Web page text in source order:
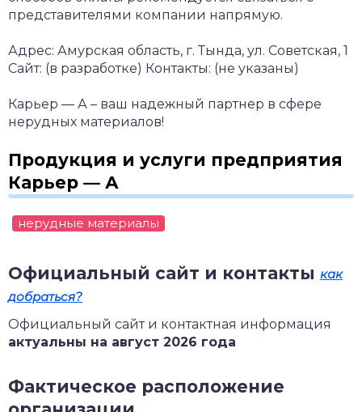
представителями компании напрямую.
Адрес: Амурская область, г. Тында, ул. Советская, 1
Сайт: (в разработке) Контакты: (не указаны)
Карьер — А – ваш надежный партнер в сфере
нерудных материалов!
Продукция и услуги предприятия
Карьер — А
нерудные материалы
Официальный сайт и контакты как
добраться?
Официальный сайт и контактная информация
актуальны на август 2026 года
Фактическое расположение